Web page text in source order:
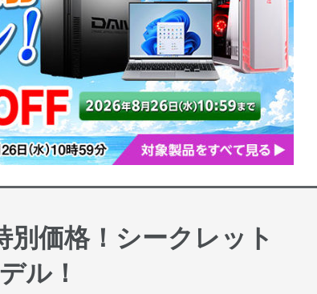
価格！シークレット
ル！